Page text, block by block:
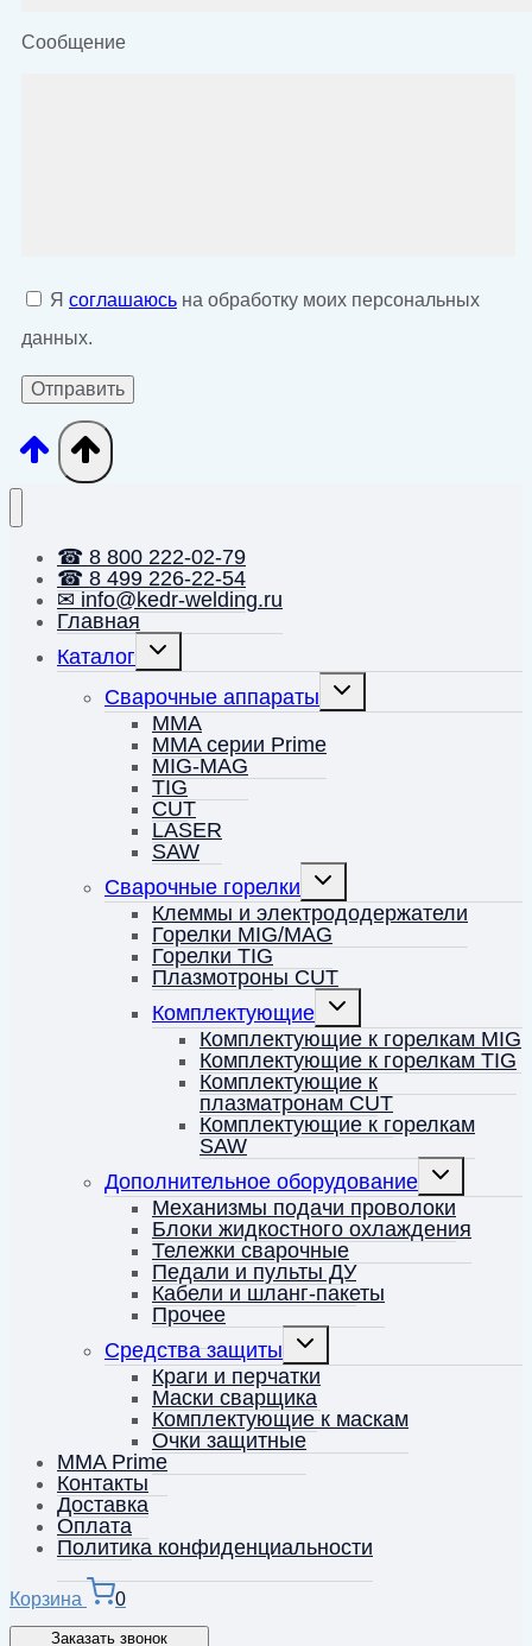
Сообщение
Я соглашаюсь на обработку моих персональных
данных.
☎ 8 800 222-02-79
☎ 8 499 226-22-54
✉ info@kedr-welding.ru
Главная
Каталог
Переключить
Сварочные аппараты
Переключить
MMA
MMA серии Prime
MIG-MAG
TIG
CUT
LASER
SAW
Сварочные горелки
Переключить
меню
Клеммы и электрододержатели
Горелки MIG/MAG
Горелки TIG
Плазмотроны CUT
Комплектующие
Переключить
меню
Комплектующие к горелкам MIG
Комплектующие к горелкам TIG
Комплектующие к
плазматронам CUT
Комплектующие к горелкам
SAW
Дополнительное оборудование
Переключить
меню
Механизмы подачи проволоки
Блоки жидкостного охлаждения
Тележки сварочные
Педали и пульты ДУ
Кабели и шланг-пакеты
Прочее
Средства защиты
Переключить
меню
Краги и перчатки
Маски сварщика
Комплектующие к маскам
Очки защитные
MMA Prime
Контакты
Доставка
Оплата
Политика конфиденциальности
Корзина 0
Заказать звонок